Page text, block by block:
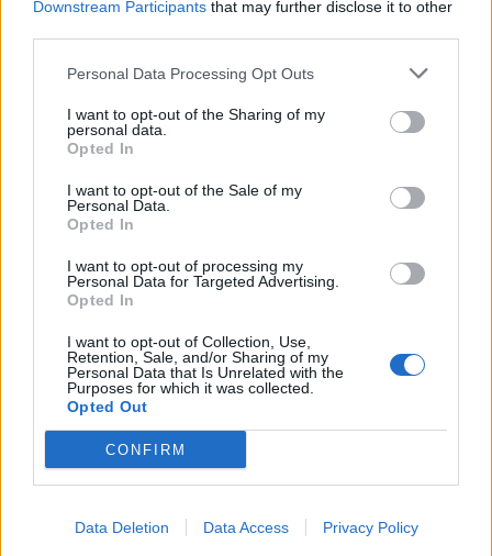
Downstream Participants that may further disclose it to other
Personal Data Processing Opt Outs
I want to opt-out of the Sharing of my
personal data.
Opted In
I want to opt-out of the Sale of my
Personal Data.
Opted In
I want to opt-out of processing my
Personal Data for Targeted Advertising.
Opted In
I want to opt-out of Collection, Use,
Retention, Sale, and/or Sharing of my
Personal Data that Is Unrelated with the
Purposes for which it was collected.
Opted Out
CONFIRM
Data Deletion Data Access Privacy Policy
περίοδο των διακοπών
Έφυγαν» 6.000 εισιτήρια από τον κόσμο του ΟΦΗ για το
Ο Γ. Αγριμανάκης Αντιδήμαρχος Υπηρεσίας το Σάββατο 8
και την Κυριακή 9 Αυγούστου
πυρόπληκτες περιοχές
Καστέλλι - Δείτε βίντεο
Πολιτική Προστασία: Νέα εναέρια μέσα και τεχνολογία